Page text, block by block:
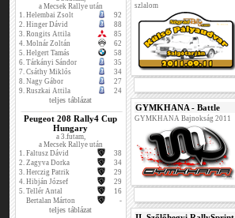
a Mecsek Rallye után
1. Helembai Zsolt
92
2. Hinger Dávid
88
3. Rongits Attila
85
4. Molnár Zoltán
62
5. Helgert Tamás
58
6. Tárkányi Sándor
35
7. Csáthy Miklós
34
8. Nagy Gábor
27
9. Ruszkai Attila 24
teljes táblázat
Peugeot 208 Rally4 Cup
Hungary
a 3.futam,
a Mecsek Rallye után
1. Faltusz Dávid
38
2. Zagyva Dorka
34
3. Herczig Patrik
29
4. Hibján József
29
5. Tellér Antal
16
Bertalan Márton
-
teljes táblázat
szlalom
GYMKHANA - Battle
GYMKHANA Bajnokság 2011